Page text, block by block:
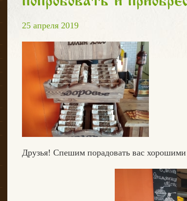
25 апреля 2019
Друзья! Спешим порадовать вас